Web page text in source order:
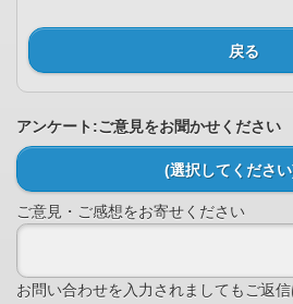
戻る
アンケート:ご意見をお聞かせください
(選択してくださ
ご意見・ご感想をお寄せください
お問い合わせを入力されましてもご返